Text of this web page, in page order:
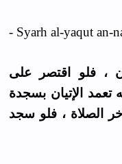
- Syarh al-yaqut an-
، فلو اقتصر على
تعمد الإتيان بسجدة
الصلاة ، فلو سجد